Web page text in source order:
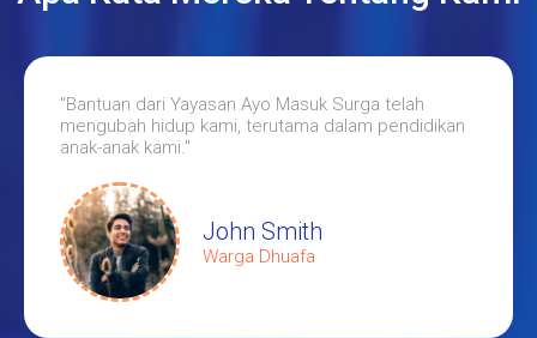
"Bantuan dari Yayasan Ayo Masuk Surga telah
mengubah hidup kami, terutama dalam pendidikan
anak-anak kami."
John Smith
Warga Dhuafa